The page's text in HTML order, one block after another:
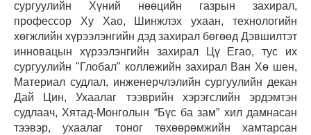
сургуулийн Хүний нөөцийн газрын захирал,
профессор Ху Хао, Шинжлэх ухаан, технологийн
хөгжлийн хүрээлэнгийн дэд захирал бөгөөд Дэвшилтэт
инновацын хүрээлэнгийн захирал Цү Егао, тус их
сургуулийн "Глобал" коллежийн захирал Ван Хө шен,
Материал судлал, инженерчлэлийн сургуулийн декан
Дай Цин, Ухаалаг тээврийн хэрэгслийн эрдэмтэн
судлаач, Хятад-Монголын “Бүс ба зам” хил дамнасан
тээвэр, ухаалаг тоног төхөөрөмжийн хамтарсан